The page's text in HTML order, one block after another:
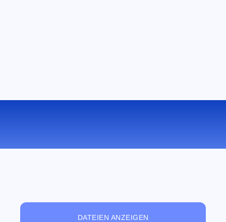
DATEIEN ANZEIGEN